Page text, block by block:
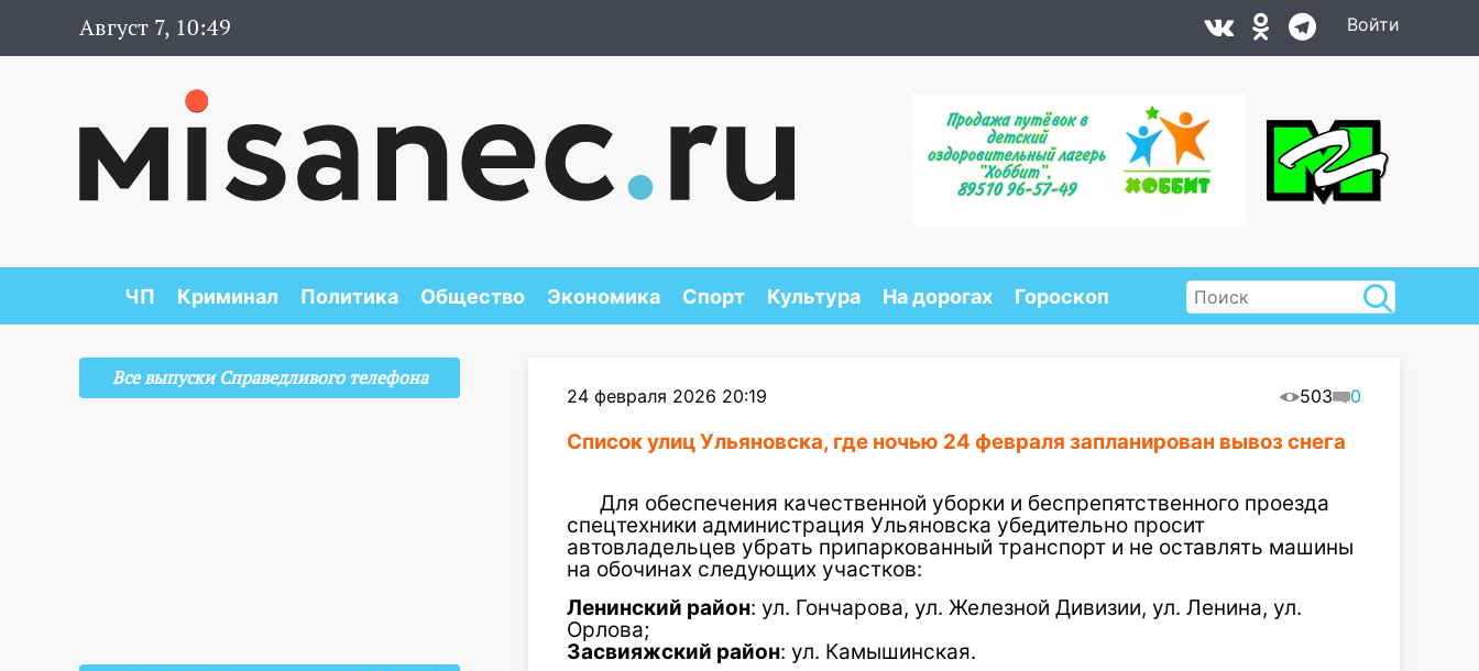
Август 7, 10:49 Войти
ЧП Криминал Политика Общество Экономика Спорт Культура На дорогах Гороскоп
24 февраля 2026 20:19 503 0
Список улиц Ульяновска, где ночью 24 февраля запланирован вывоз снега
Для обеспечения качественной уборки и беспрепятственного проезда
спецтехники администрация Ульяновска убедительно просит
автовладельцев убрать припаркованный транспорт и не оставлять машины
на обочинах следующих участков:
Ленинский район: ул. Гончарова, ул. Железной Дивизии, ул. Ленина, ул.
Орлова;
Засвияжский район: ул. Камышинская.
Все выпуски Справедливого телефона